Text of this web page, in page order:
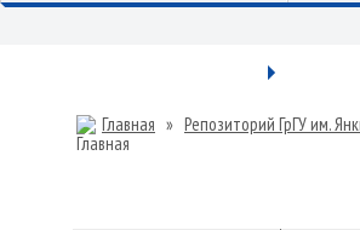
Главная » Репозиторий ГрГУ им.